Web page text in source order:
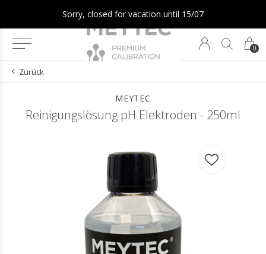
0
Sorry, closed for vacation until 15/07
Zurück
MEYTEC
Reinigungslösung pH Elektroden - 250ml